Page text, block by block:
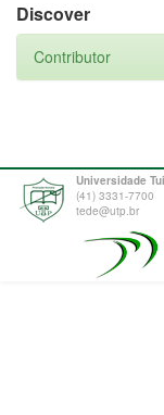
Discover
Contributor
Universidade
(41) 3331-7700
tede@utp.br